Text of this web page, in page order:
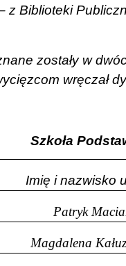
z Biblioteki
zostały w
wręczał
Szkoła
Imię i nazwisko
Patryk
Magdalena